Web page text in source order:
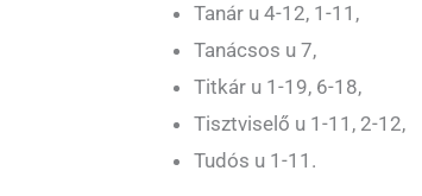
Tanár u 4-12, 1-11,
Tanácsos u 7,
Titkár u 1-19, 6-18,
Tisztviselő u 1-11, 2-12,
Tudós u 1-11.